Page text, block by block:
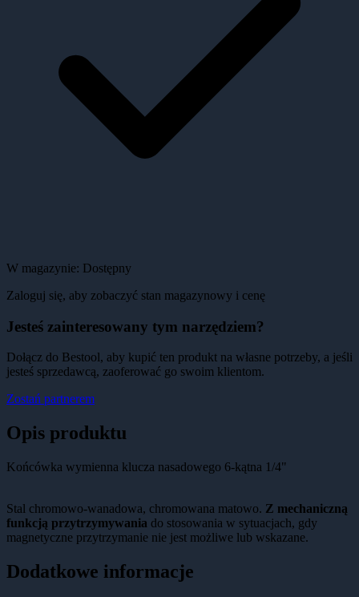
W magazynie: Dostępny
Zaloguj się, aby zobaczyć stan magazynowy i cenę
Jesteś zainteresowany tym narzędziem?
Dołącz do Bestool, aby kupić ten produkt na własne potrzeby, a jeśli
jesteś sprzedawcą, zaoferować go swoim klientom.
Zostań partnerem
Opis produktu
Końcówka wymienna klucza nasadowego 6-kątna 1/4"
Stal chromowo-wanadowa, chromowana matowo. Z mechaniczną
funkcją przytrzymywania do stosowania w sytuacjach, gdy
magnetyczne przytrzymanie nie jest możliwe lub wskazane.
Dodatkowe informacje